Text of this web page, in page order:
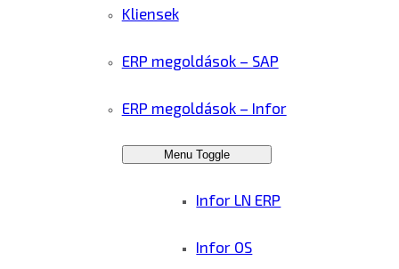
Kliensek
ERP megoldások – SAP
ERP megoldások – Infor
Menu Toggle
Infor LN ERP
Infor OS